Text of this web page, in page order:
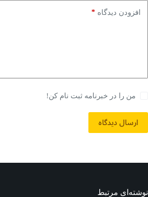
افزودن دیدگاه *
من را در خبرنامه ثبت نام کن!
ارسال دیدگاه
نوشته‌ای مرتبط